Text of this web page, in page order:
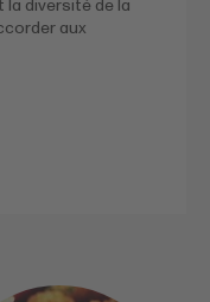
diversité de la
aux